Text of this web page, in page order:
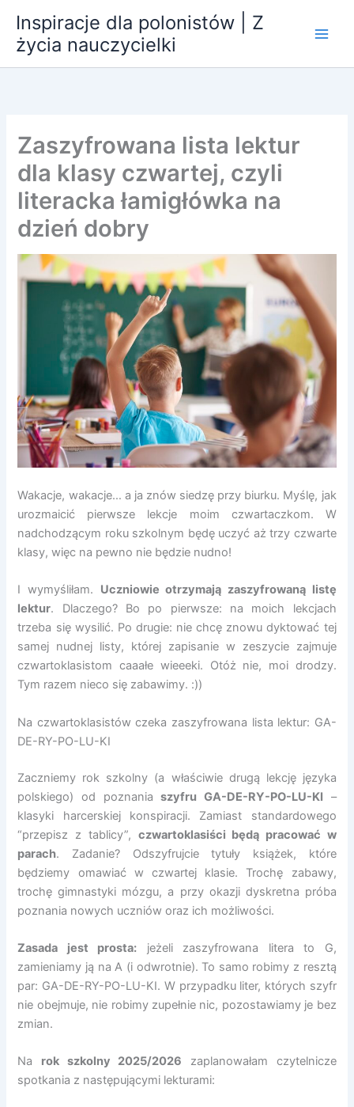
treści
Inspiracje dla polonistów | Z
życia nauczycielki
Zaszyfrowana lista lektur
dla klasy czwartej, czyli
literacka łamigłówka na
dzień dobry
Wakacje, wakacje… a ja znów siedzę przy biurku. Myślę, jak
urozmaicić pierwsze lekcje moim czwartaczkom. W
nadchodzącym roku szkolnym będę uczyć aż trzy czwarte
klasy, więc na pewno nie będzie nudno!
I wymyśliłam. Uczniowie otrzymają zaszyfrowaną listę
lektur. Dlaczego? Bo po pierwsze: na moich lekcjach
trzeba się wysilić. Po drugie: nie chcę znowu dyktować tej
samej nudnej listy, której zapisanie w zeszycie zajmuje
czwartoklasistom caaałe wieeeki. Otóż nie, moi drodzy.
Tym razem nieco się zabawimy. :))
Na czwartoklasistów czeka zaszyfrowana lista lektur: GA-
DE-RY-PO-LU-KI
Zaczniemy rok szkolny (a właściwie drugą lekcję języka
polskiego) od poznaniaszyfru GA-DE-RY-PO-LU-KI –
klasyki harcerskiej konspiracji. Zamiast standardowego
“przepisz z tablicy”, czwartoklasiści będą pracować w
parach. Zadanie? Odszyfrujcie tytuły książek, które
będziemy omawiać w czwartej klasie. Trochę zabawy,
trochę gimnastyki mózgu, a przy okazji dyskretna próba
poznania nowych uczniów oraz ich możliwości.
Zasada jest prosta: jeżeli zaszyfrowana litera to G,
zamieniamy ją na A (i odwrotnie). To samo robimy z resztą
par: GA-DE-RY-PO-LU-KI. W przypadku liter, których szyfr
nie obejmuje, nie robimy zupełnie nic, pozostawiamy je bez
zmian.
Na rok szkolny 2025/2026 zaplanowałam czytelnicze
spotkania z następującymi lekturami: